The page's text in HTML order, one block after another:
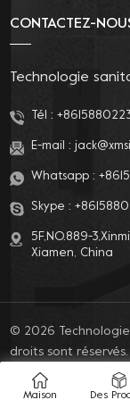
du tuyau
CONTACTEZ-
Technologie
Tél :
E-mail :
Whatsapp :
Skype :
5F,NO.889-
Xiamen, China
© 2026
droits sont réservés.
BLOG
PLAN DU
IPv6 network
Maison Des